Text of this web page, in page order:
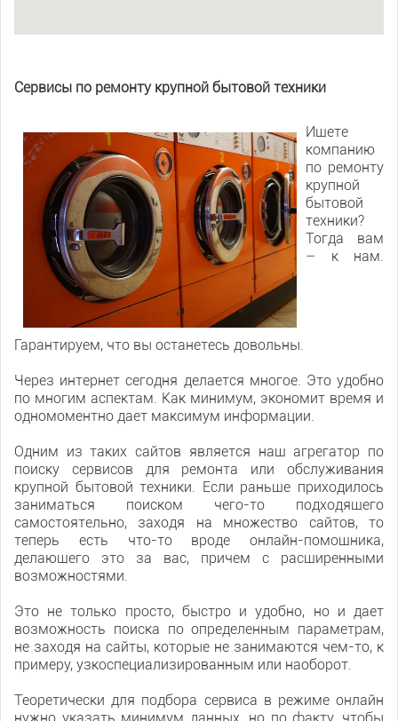
Сервисы по ремонту крупной бытовой техники
Ищете
компанию
по ремонту
крупной
бытовой
техники?
Тогда вам
– к нам.
Гарантируем, что вы останетесь довольны.
Через интернет сегодня делается многое. Это удобно
по многим аспектам. Как минимум, экономит время и
одномоментно дает максимум информации.
Одним из таких сайтов является наш агрегатор по
поиску сервисов для ремонта или обслуживания
крупной бытовой техники. Если раньше приходилось
заниматься поиском чего-то подходящего
самостоятельно, заходя на множество сайтов, то
теперь есть что-то вроде онлайн-помощника,
делающего это за вас, причем с расширенными
возможностями.
Это не только просто, быстро и удобно, но и дает
возможность поиска по определенным параметрам,
не заходя на сайты, которые не занимаются чем-то, к
примеру, узкоспециализированным или наоборот.
Теоретически для подбора сервиса в режиме онлайн